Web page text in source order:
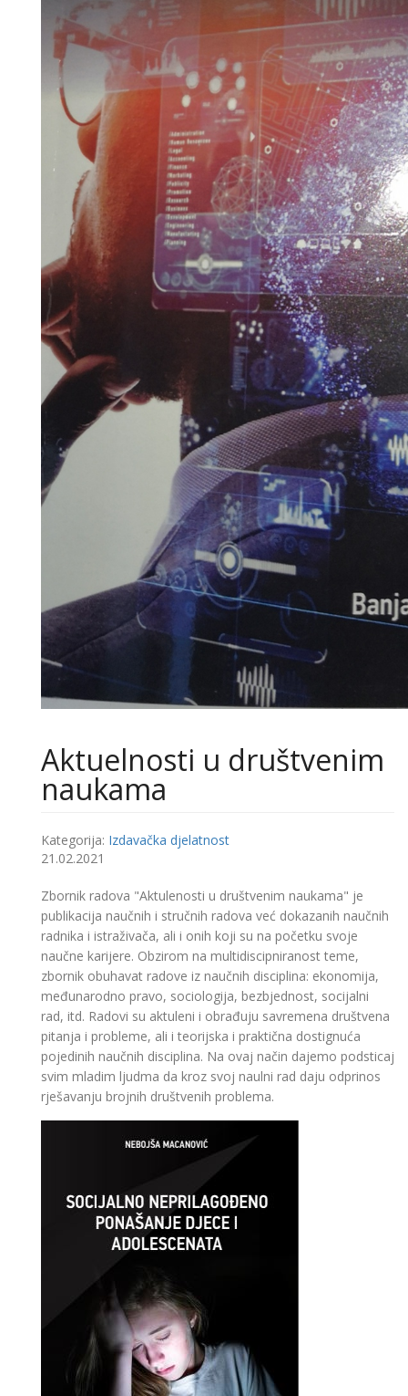
Aktuelnosti u društvenim
naukama
Kategorija: Izdavačka djelatnost
21.02.2021
Zbornik radova "Aktulenosti u društvenim naukama" je
publikacija naučnih i stručnih radova već dokazanih naučnih
radnika i istraživača, ali i onih koji su na početku svoje
naučne karijere. Obzirom na multidiscipniranost teme,
zbornik obuhavat radove iz naučnih disciplina: ekonomija,
međunarodno pravo, sociologija, bezbjednost, socijalni
rad, itd. Radovi su aktuleni i obrađuju savremena društvena
pitanja i probleme, ali i teorijska i praktična dostignuća
pojedinih naučnih disciplina. Na ovaj način dajemo podsticaj
svim mladim ljudma da kroz svoj naulni rad daju odprinos
rješavanju brojnih društvenih problema.